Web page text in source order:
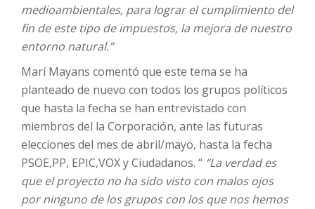
medioambientales, para lograr el cumplimiento del
fin de este tipo de impuestos, la mejora de nuestro
entorno natural.”
Marí Mayans comentó que este tema se ha
planteado de nuevo con todos los grupos políticos
que hasta la fecha se han entrevistado con
miembros del la Corporación, ante las futuras
elecciones del mes de abril/mayo, hasta la fecha
PSOE,PP, EPIC,VOX y Ciudadanos. “ “La verdad es
que el proyecto no ha sido visto con malos ojos
por ninguno de los grupos con los que nos hemos